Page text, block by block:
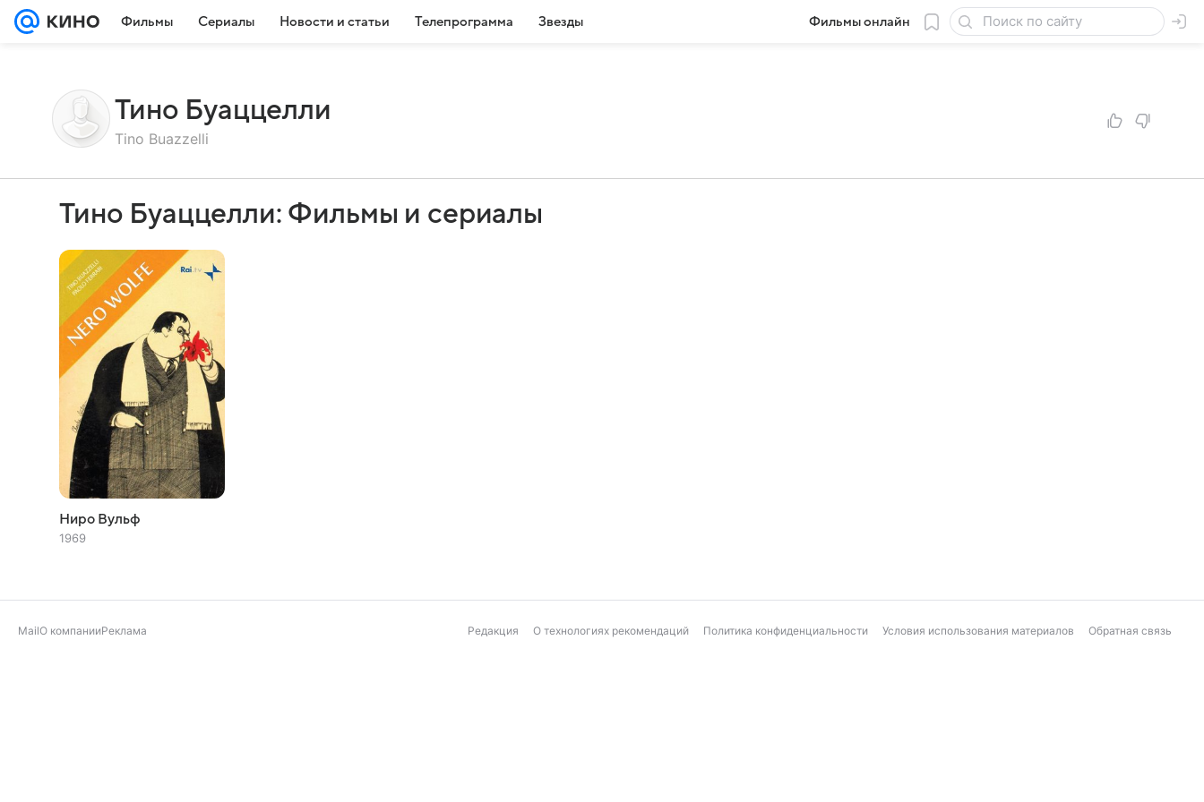
Фильмы Сериалы Новости и статьи Телепрограмма Звезды Фильмы онлайн
Тино Буаццелли
Tino Buazzelli
Тино Буаццелли: Фильмы и сериалы
Ниро Вульф
1969
MailО компанииРеклама Редакция О технологиях рекомендаций Политика конфиденциальности Условия использования материалов Обратная связь